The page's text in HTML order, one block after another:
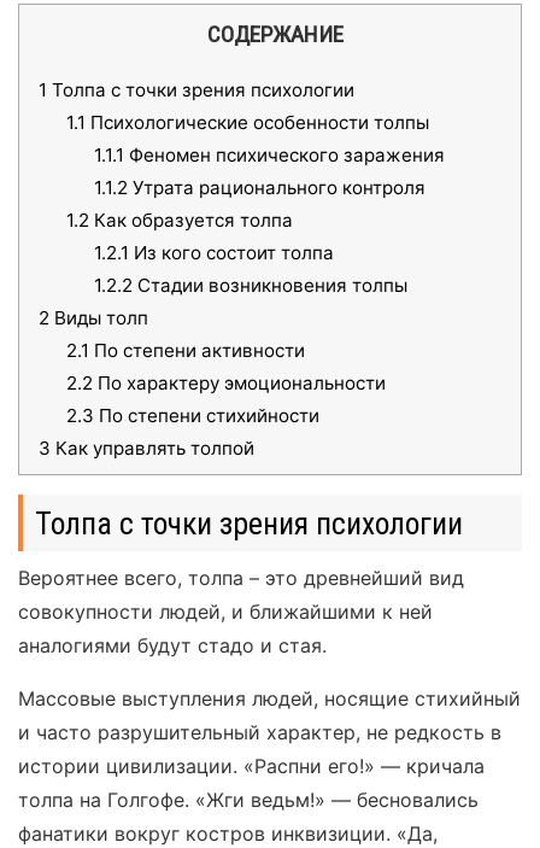
СОДЕРЖАНИЕ
1 Толпа с точки зрения психологии
1.1 Психологические особенности толпы
1.1.1 Феномен психического заражения
1.1.2 Утрата рационального контроля
1.2 Как образуется толпа
1.2.1 Из кого состоит толпа
1.2.2 Стадии возникновения толпы
2 Виды толп
2.1 По степени активности
2.2 По характеру эмоциональности
2.3 По степени стихийности
3 Как управлять толпой
Толпа с точки зрения психологии
Вероятнее всего, толпа – это древнейший вид
совокупности людей, и ближайшими к ней
аналогиями будут стадо и стая.
Массовые выступления людей, носящие стихийный
и часто разрушительный характер, не редкость в
истории цивилизации. «Распни его!» — кричала
толпа на Голгофе. «Жги ведьм!» — бесновались
фанатики вокруг костров инквизиции. «Да,